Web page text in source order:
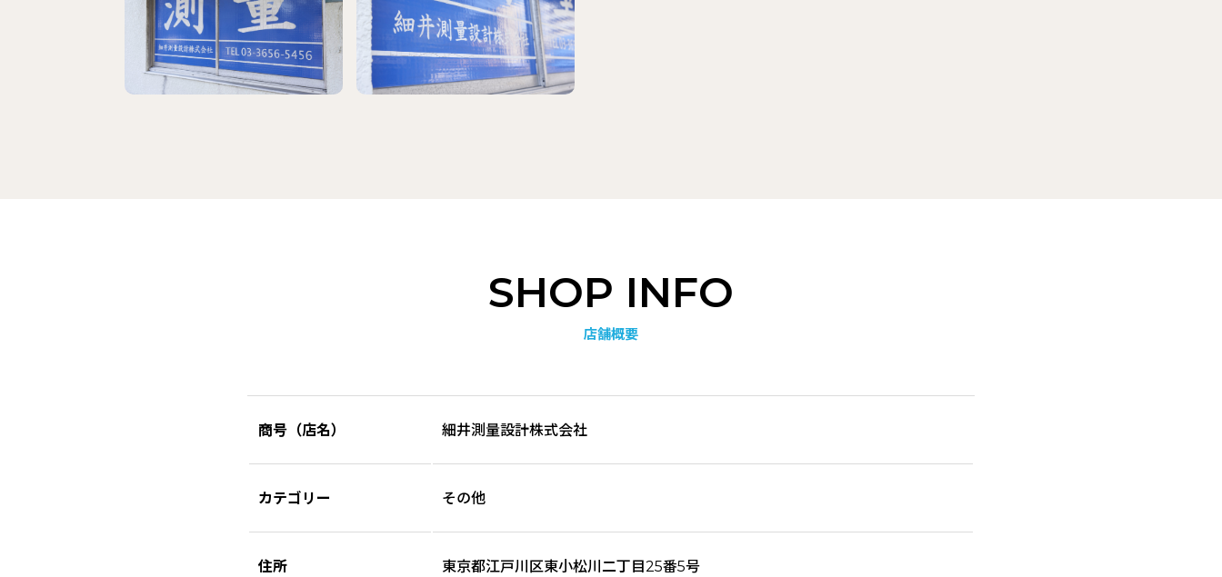
SHOP INFO
店舗概要
商号（店名） 細井測量設計株式会社
カテゴリー その他
住所 東京都江戸川区東小松川二丁目25番5号